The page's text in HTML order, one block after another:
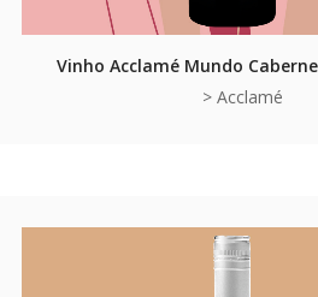
Vinho Acclamé Mundo
> Acclamé